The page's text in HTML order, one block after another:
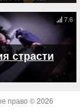
страсти
7.6
право © 2026